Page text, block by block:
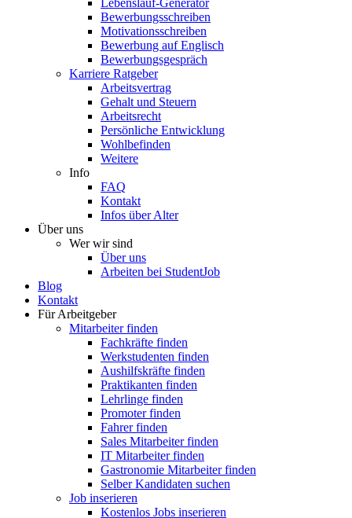
Lebenslauf-Generator
Bewerbungsschreiben
Motivationsschreiben
Bewerbung auf Englisch
Bewerbungsgespräch
Karriere Ratgeber
Arbeitsvertrag
Gehalt und Steuern
Arbeitsrecht
Persönliche Entwicklung
Wohlbefinden
Weitere
Info
FAQ
Kontakt
Infos über Alter
Über uns
Wer wir sind
Über uns
Arbeiten bei StudentJob
Blog
Kontakt
Für Arbeitgeber
Mitarbeiter finden
Fachkräfte finden
Werkstudenten finden
Aushilfskräfte finden
Praktikanten finden
Lehrlinge finden
Promoter finden
Fahrer finden
Sales Mitarbeiter finden
IT Mitarbeiter finden
Gastronomie Mitarbeiter finden
Selber Kandidaten suchen
Job inserieren
Kostenlos Jobs inserieren